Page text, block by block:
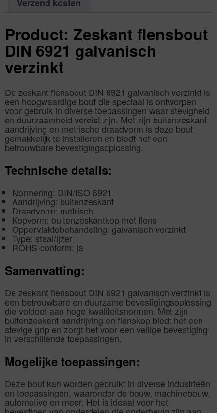
Verzend kosten
Product: Zeskant flensbout
DIN 6921 galvanisch
verzinkt
De zeskant flensbout DIN 6921 galvanisch verzinkt is
een hoogwaardige bout die speciaal is ontworpen
voor gebruik in diverse toepassingen waar stevigheid
en duurzaamheid vereist zijn. Met zijn buitenzeskant
aandrijving en metrische draadvorm is deze bout
gemakkelijk te installeren en biedt het een
betrouwbare bevestigingsoplossing.
Technische details:
Normering: DIN/ISO 6921
Aandrijving: buitenzeskant
Draadvorm: metrisch
Kopvorm: buitenzeskantkop met flens
Oppervlaktebehandeling: galvanisch verzinkt
Type: staal/ijzer
ROHS-conform: ja
Samenvatting:
De zeskant flensbout DIN 6921 galvanisch verzinkt is
een betrouwbare en duurzame bevestigingsoplossing
die voldoet aan hoge kwaliteitsnormen. Met zijn
buitenzeskant aandrijving en flenskop biedt het een
stevige grip en zorgt het voor een veilige bevestiging
in verschillende toepassingen.
Mogelijke toepassingen:
Deze bout kan worden gebruikt in diverse industrieën
en toepassingen, waaronder de bouw, machinebouw,
automotive en meer. Het is ideaal voor het